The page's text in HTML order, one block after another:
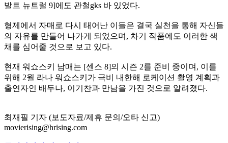
발트 뉴트럴 9]에도 관철gks 바 있었다.
형제에서 자매로 다시 태어난 이들은 결국 실천을 통해 자신들
의 자유를 만들어 나가게 되었으며, 차기 작품에도 이러한 색
채를 심어줄 것으로 보고 있다.
현재 워쇼스키 남매는 [센스 8]의 시즌 2를 준비 중이며, 이를
위해 2월 라나 워쇼스키가 극비 내한해 로케이션 촬영 계획과
출연자인 배두나, 이기찬과 만남을 가진 것으로 알려졌다.
최재필 기자 (보도자료/제휴 문의/오타 신고)
movierising@hrising.com